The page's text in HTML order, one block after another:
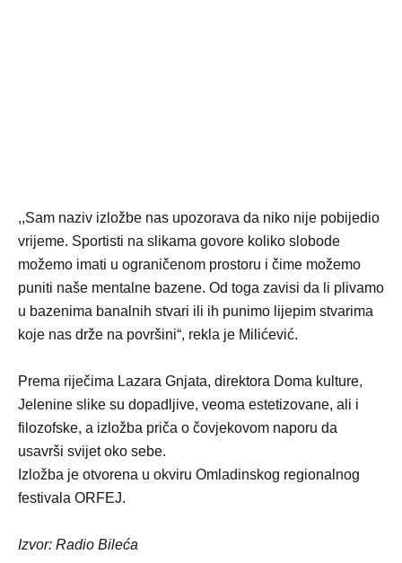
,,Sam naziv izložbe nas upozorava da niko nije pobijedio
vrijeme. Sportisti na slikama govore koliko slobode
možemo imati u ograničenom prostoru i čime možemo
puniti naše mentalne bazene. Od toga zavisi da li plivamo
u bazenima banalnih stvari ili ih punimo lijepim stvarima
koje nas drže na površini“, rekla je Milićević.
Prema riječima Lazara Gnjata, direktora Doma kulture,
Jelenine slike su dopadljive, veoma estetizovane, ali i
filozofske, a izložba priča o čovjekovom naporu da
usavrši svijet oko sebe.
Izložba je otvorena u okviru Omladinskog regionalnog
festivala ORFEJ.
Izvor: Radio Bileća